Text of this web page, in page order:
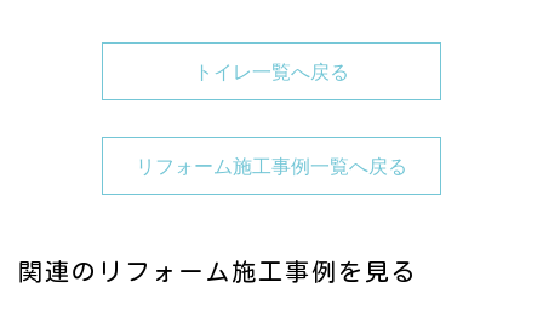
トイレ一覧へ戻る
リフォーム施工事例一覧へ戻る
関連のリフォーム施工事例を見る